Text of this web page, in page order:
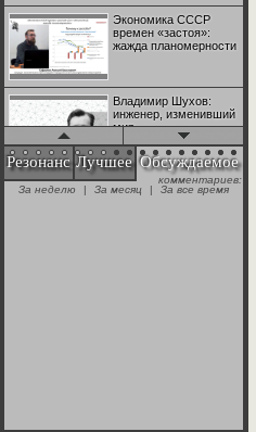
Экономика СССР
времен «застоя»:
жажда планомерности
Владимир Шухов:
инженер, изменивший
мир
"Аркадий Коц" на
эгалите-фесте "Не
Резонанс Лучшее Обсуждаемое
комментариев:
За неделю
| За месяц | За все время